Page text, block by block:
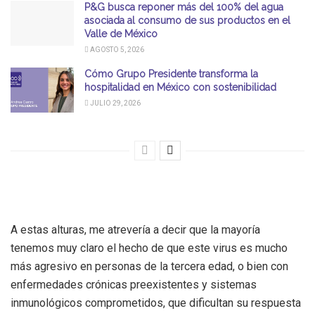
P&G busca reponer más del 100% del agua
asociada al consumo de sus productos en el
Valle de México
AGOSTO 5, 2026
Cómo Grupo Presidente transforma la
hospitalidad en México con sostenibilidad
JULIO 29, 2026
A estas alturas, me atrevería a decir que la mayoría
tenemos muy claro el hecho de que este virus es mucho
más agresivo en personas de la tercera edad, o bien con
enfermedades crónicas preexistentes y sistemas
inmunológicos comprometidos, que dificultan su respuesta